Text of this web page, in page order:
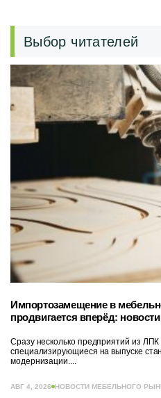
Выбор читателей
Импортозамещение в
продвигается вперёд:
Сразу несколько предприятий из
специализирующиеся на выпуске
модернизации....
АВГ 4, 2026 НОВОСТИ МЕБЕЛЬНОГО